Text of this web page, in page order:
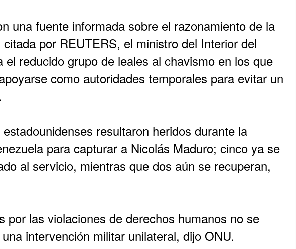
una fuente informada sobre el razonamiento de la
por REUTERS, el ministro del Interior del
el reducido grupo de leales al chavismo en los que
como autoridades temporales para evitar un
resultaron heridos durante la
para capturar a Nicolás Maduro; cinco ya se
al servicio, mientras que dos aún se recuperan,
por las violaciones de derechos humanos no se
intervención militar unilateral, dijo ONU.